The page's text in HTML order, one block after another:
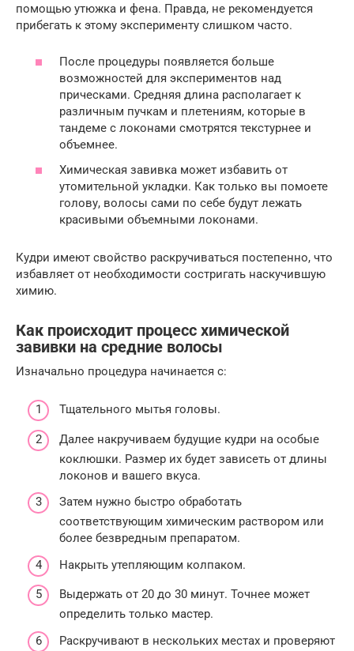
помощью утюжка и фена. Правда, не рекомендуется
прибегать к этому эксперименту слишком часто.
После процедуры появляется больше
возможностей для экспериментов над
прическами. Средняя длина располагает к
различным пучкам и плетениям, которые в
тандеме с локонами смотрятся текстурнее и
объемнее.
Химическая завивка может избавить от
утомительной укладки. Как только вы помоете
голову, волосы сами по себе будут лежать
красивыми объемными локонами.
Кудри имеют свойство раскручиваться постепенно, что
избавляет от необходимости состригать наскучившую
химию.
Как происходит процесс химической
завивки на средние волосы
Изначально процедура начинается с:
Тщательного мытья головы.
Далее накручиваем будущие кудри на особые
коклюшки. Размер их будет зависеть от длины
локонов и вашего вкуса.
Затем нужно быстро обработать
соответствующим химическим раствором или
более безвредным препаратом.
Накрыть утепляющим колпаком.
Выдержать от 20 до 30 минут. Точнее может
определить только мастер.
Раскручивают в нескольких местах и проверяют